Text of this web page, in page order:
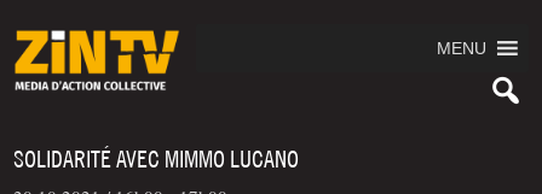
MENU
SOLIDARITÉ AVEC MIMMO LUCANO